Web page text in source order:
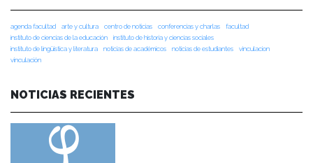
agenda facultad arte y cultura centro de noticias conferencias y charlas
facultad
instituto de ciencias de la educación
instituto de historia y ciencias sociales
instituto de lingüística y literatura
noticias de académicos noticias de estudiantes
vinculacion
vinculación
NOTICIAS RECIENTES